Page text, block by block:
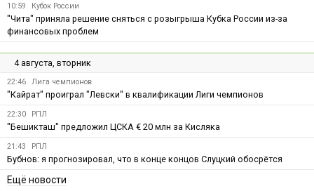
10:59 Кубок России
"Чита" приняла решение сняться с розыгрыша Кубка России из-за
финансовых проблем
4 августа, вторник
22:46 Лига чемпионов
"Кайрат" проиграл "Левски" в квалификации Лиги чемпионов
22:30 РПЛ
"Бешикташ" предложил ЦСКА € 20 млн за Кисляка
21:43 РПЛ
Бубнов: я прогнозировал, что в конце концов Слуцкий обосрётся
Ещё новости